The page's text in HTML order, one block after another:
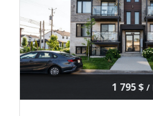
1 795 $/